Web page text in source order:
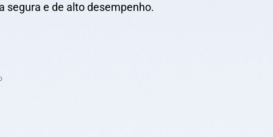
e de alto desempenho.